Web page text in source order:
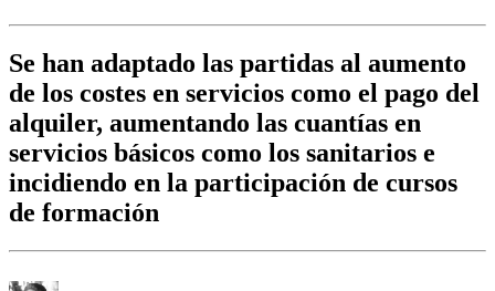
Se han adaptado las partidas al aumento
de los costes en servicios como el pago del
alquiler, aumentando las cuantías en
servicios básicos como los sanitarios e
incidiendo en la participación de cursos
de formación